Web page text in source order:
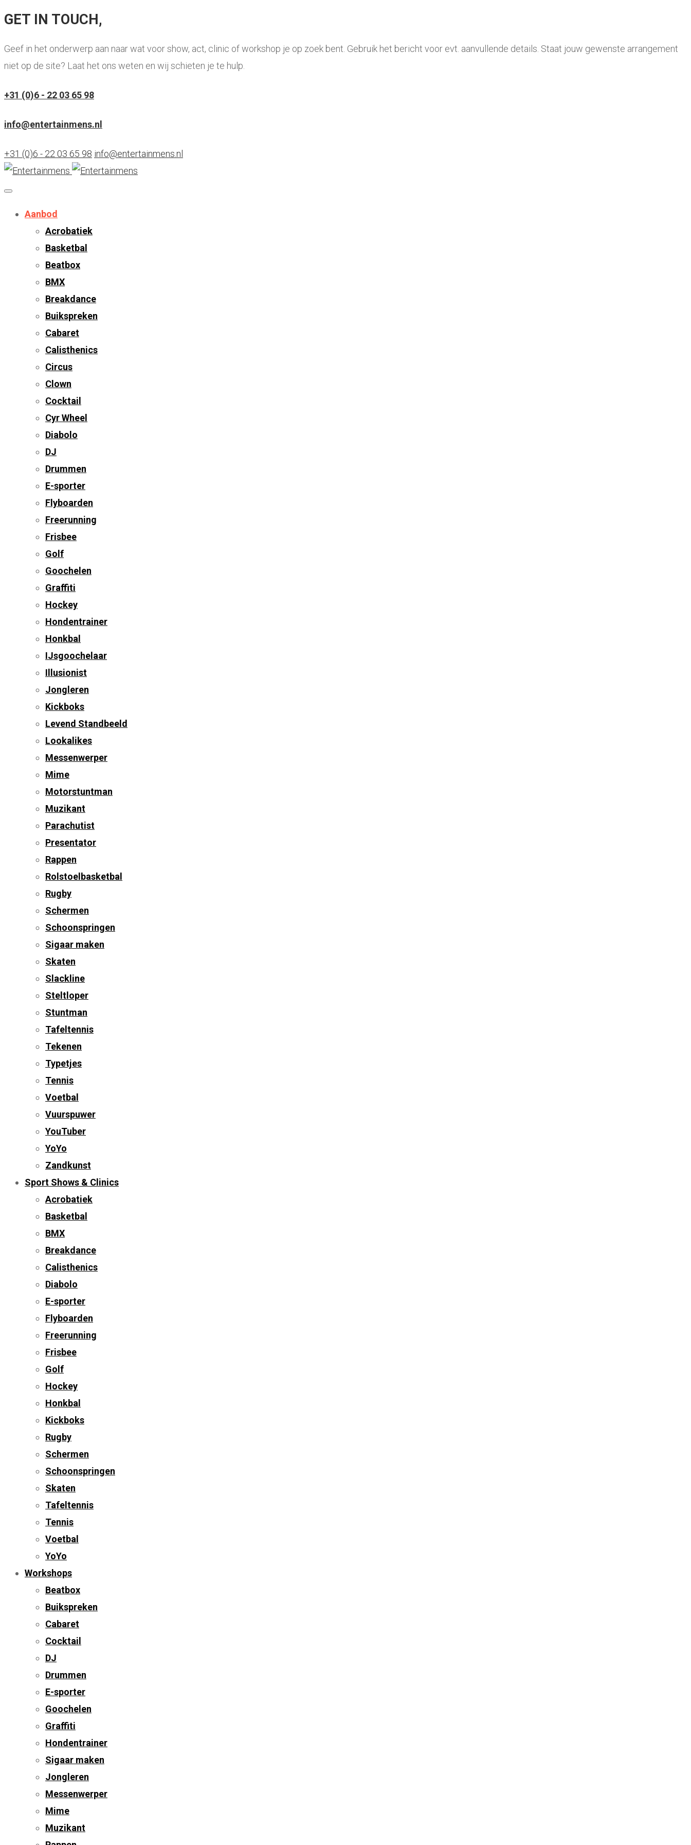
GET IN TOUCH,
Geef in het onderwerp aan naar wat voor show, act, clinic of workshop je op zoek bent. Gebruik het bericht voor evt. aanvullende details. Staat jouw gewenste arrangement
niet op de site? Laat het ons weten en wij schieten je te hulp.
+31 (0)6 - 22 03 65 98
info@entertainmens.nl
+31 (0)6 - 22 03 65 98 info@entertainmens.nl
Aanbod
Acrobatiek
Basketbal
Beatbox
BMX
Breakdance
Buikspreken
Cabaret
Calisthenics
Circus
Clown
Cocktail
Cyr Wheel
Diabolo
DJ
Drummen
E-sporter
Flyboarden
Freerunning
Frisbee
Golf
Goochelen
Graffiti
Hockey
Hondentrainer
Honkbal
IJsgoochelaar
Illusionist
Jongleren
Kickboks
Levend Standbeeld
Lookalikes
Messenwerper
Mime
Motorstuntman
Muzikant
Parachutist
Presentator
Rappen
Rolstoelbasketbal
Rugby
Schermen
Schoonspringen
Sigaar maken
Skaten
Slackline
Steltloper
Stuntman
Tafeltennis
Tekenen
Typetjes
Tennis
Voetbal
Vuurspuwer
YouTuber
YoYo
Zandkunst
Sport Shows & Clinics
Acrobatiek
Basketbal
BMX
Breakdance
Calisthenics
Diabolo
E-sporter
Flyboarden
Freerunning
Frisbee
Golf
Hockey
Honkbal
Kickboks
Rugby
Schermen
Schoonspringen
Skaten
Tafeltennis
Tennis
Voetbal
YoYo
Workshops
Beatbox
Buikspreken
Cabaret
Cocktail
DJ
Drummen
E-sporter
Goochelen
Graffiti
Hondentrainer
Sigaar maken
Jongleren
Messenwerper
Mime
Muzikant